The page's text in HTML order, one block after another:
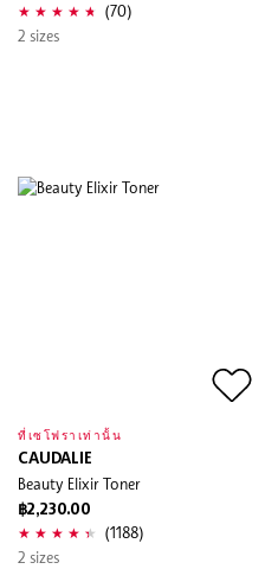
(70)
2 sizes
ที่เซโฟราเท่านั้น
CAUDALIE
Beauty Elixir Toner
฿2,230.00
(1188)
2 sizes